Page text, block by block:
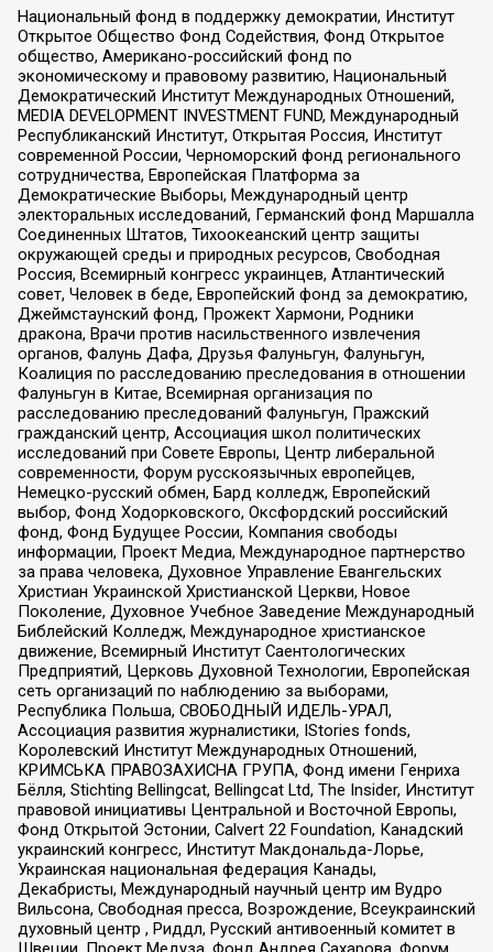
Национальный фонд в поддержку демократии, Институт
Открытое Общество Фонд Содействия, Фонд Открытое
общество, Американо-российский фонд по
экономическому и правовому развитию, Национальный
Демократический Институт Международных Отношений,
MEDIA DEVELOPMENT INVESTMENT FUND, Международный
Республиканский Институт, Открытая Россия, Институт
современной России, Черноморский фонд регионального
сотрудничества, Европейская Платформа за
Демократические Выборы, Международный центр
электоральных исследований, Германский фонд Маршалла
Соединенных Штатов, Тихоокеанский центр защиты
окружающей среды и природных ресурсов, Свободная
Россия, Всемирный конгресс украинцев, Атлантический
совет, Человек в беде, Европейский фонд за демократию,
Джеймстаунский фонд, Прожект Хармони, Родники
дракона, Врачи против насильственного извлечения
органов, Фалунь Дафа, Друзья Фалуньгун, Фалуньгун,
Коалиция по расследованию преследования в отношении
Фалуньгун в Китае, Всемирная организация по
расследованию преследований Фалуньгун, Пражский
гражданский центр, Ассоциация школ политических
исследований при Совете Европы, Центр либеральной
современности, Форум русскоязычных европейцев,
Немецко-русский обмен, Бард колледж, Европейский
выбор, Фонд Ходорковского, Оксфордский российский
фонд, Фонд Будущее России, Компания свободы
информации, Проект Медиа, Международное партнерство
за права человека, Духовное Управление Евангельских
Христиан Украинской Христианской Церкви, Новое
Поколение, Духовное Учебное Заведение Международный
Библейский Колледж, Международное христианское
движение, Всемирный Институт Саентологических
Предприятий, Церковь Духовной Технологии, Европейская
сеть организаций по наблюдению за выборами,
Республика Польша, СВОБОДНЫЙ ИДЕЛЬ-УРАЛ,
Ассоциация развития журналистики, IStories fonds,
Королевский Институт Международных Отношений,
КРИМСЬКА ПРАВОЗАХИСНА ГРУПА, Фонд имени Генриха
Бёлля, Stichting Bellingcat, Bellingcat Ltd, The Insider, Институт
правовой инициативы Центральной и Восточной Европы,
Фонд Открытой Эстонии, Calvert 22 Foundation, Канадский
украинский конгресс, Институт Макдональда-Лорье,
Украинская национальная федерация Канады,
Декабристы, Международный научный центр им Вудро
Вильсона, Свободная пресса, Возрождение, Всеукраинский
духовный центр , Риддл, Русский антивоенный комитет в